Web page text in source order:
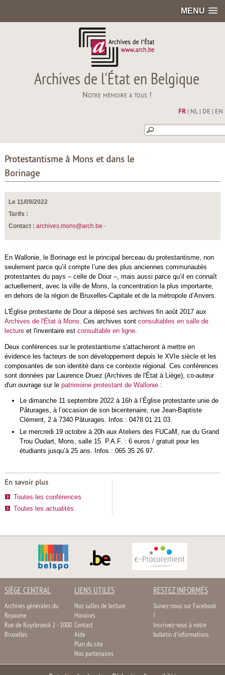
MENU
Archives de l'État en Belgique
Notre mémoire à tous !
FR| NL| DE EN
Protestantisme à Mons et dans le
Borinage
Le 11/09/2022
Tarifs :
Contact : archives.mons@arch.be -
En Wallonie, le Borinage est le principal berceau du protestantisme, non
seulement parce qu’il compte l’une des plus anciennes communautés
protestantes du pays – celle de Dour –, mais aussi parce qu’il en connaît
actuellement, avec la ville de Mons, la concentration la plus importante,
en dehors de la région de Bruxelles-Capitale et de la métropole d’Anvers.
L'Église protestante de Dour a déposé ses archives fin août 2017 aux
Archives de l'État à Mons . Ces archives sont consultables en salle de
lectureet l'inventaire est consultable en ligne.
Deux conférences sur le protestantisme s'attacheront à mettre en
évidence les facteurs de son développement depuis le XVIe siècle et les
composantes de son identité dans ce contexte régional. Ces conférences
sont données par Laurence Druez (Archives de l'État à Liège), co-auteur
d'un ouvrage sur le patrimoine protestant de Wallonie:
Le dimanche 11 septembre 2022 à 16h à l’Église protestante unie de
Pâturages, à l’occasion de son bicentenaire, rue Jean-Baptiste
Clément, 2 à 7340 Pâturages. Infos : 0478 01 21 03.
Le mercredi 19 octobre à 20h aux Ateliers des FUCaM, rue du Grand
Trou Oudart, Mons, salle 15. P.A.F. : 6 euros / gratuit pour les
étudiants jusqu’à 25 ans. Infos : 065 35 26 97.
En savoir plus
Toutes les conférences
Toutes les actualités
SIÈGE CENTRAL
Archives générales du
Royaume
Rue de Ruysbroeck 2 - 1000
Bruxelles
LIENS UTILES
Nos salles de lecture
Horaires
Contact
Aide
Plan du site
Nos partenaires
RESTEZ INFORMÉS
Suivez-nous sur Facebook
!
Inscrivez-vous à notre
bulletin d'informations